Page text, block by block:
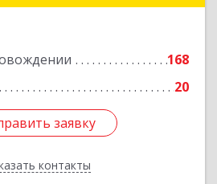
168
20
заявку
контакты
Подробнее
заявку
Назад